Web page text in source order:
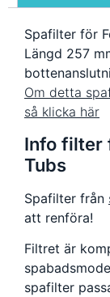
Spafilter för
Längd 257
Om detta
så klicka här
Info filter
Tubs
Spafilter från
att renföra!
Filtret är
spafilter